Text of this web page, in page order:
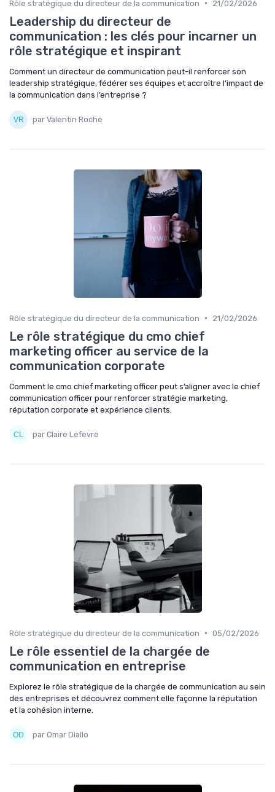
Rôle stratégique du directeur de la communication • 21/02/2026
Leadership du directeur de
communication : les clés pour incarner un
rôle stratégique et inspirant
Comment un directeur de communication peut-il renforcer son
leadership stratégique, fédérer ses équipes et accroître l’impact de
la communication dans l’entreprise ?
par Valentin Roche
Rôle stratégique du directeur de la communication • 21/02/2026
Le rôle stratégique du cmo chief
marketing officer au service de la
communication corporate
Comment le cmo chief marketing officer peut s’aligner avec le chief
communication officer pour renforcer stratégie marketing,
réputation corporate et expérience clients.
par Claire Lefevre
Rôle stratégique du directeur de la communication • 05/02/2026
Le rôle essentiel de la chargée de
communication en entreprise
Explorez le rôle stratégique de la chargée de communication au sein
des entreprises et découvrez comment elle façonne la réputation
et la cohésion interne.
par Omar Diallo